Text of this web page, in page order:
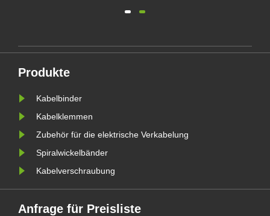
unterschiedlich. Wie man eine gute
Produkte
Kabelbinder
Kabelklemmen
Zubehör für die elektrische Verkabelung
Spiralwickelbänder
Kabelverschraubung
Anfrage für Preisliste